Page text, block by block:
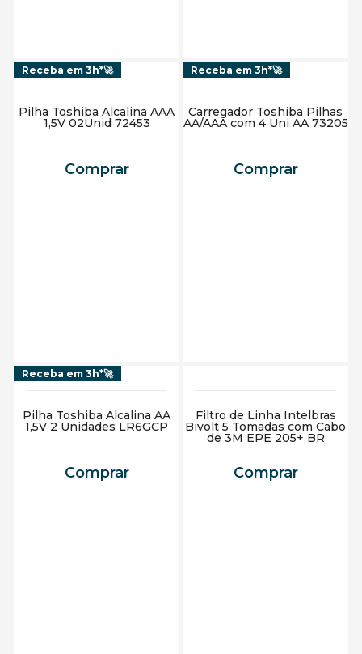
Receba em 3h*🚀
Pilha Toshiba Alcalina AAA
1,5V 02Unid 72453
Comprar
Receba em 3h*🚀
Carregador Toshiba Pilhas
AA/AAA com 4 Uni AA 73205
Comprar
Receba em 3h*🚀
Pilha Toshiba Alcalina AA
1,5V 2 Unidades LR6GCP
Comprar
Filtro de Linha Intelbras
Bivolt 5 Tomadas com Cabo
de 3M EPE 205+ BR
Comprar